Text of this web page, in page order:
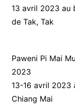
13 avril 2023 au
de Tak, Tak
Paweni Pi Mai
2023
13-16 avril 2023
Chiang Mai